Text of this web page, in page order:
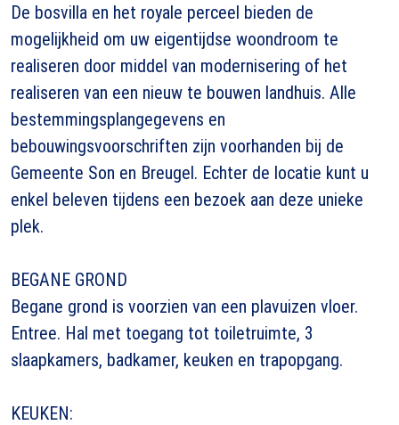
De bosvilla en het royale perceel bieden de
mogelijkheid om uw eigentijdse woondroom te
realiseren door middel van modernisering of het
realiseren van een nieuw te bouwen landhuis. Alle
bestemmingsplangegevens en
bebouwingsvoorschriften zijn voorhanden bij de
Gemeente Son en Breugel. Echter de locatie kunt u
enkel beleven tijdens een bezoek aan deze unieke
plek.
BEGANE GROND
Begane grond is voorzien van een plavuizen vloer.
Entree. Hal met toegang tot toiletruimte, 3
slaapkamers, badkamer, keuken en trapopgang.
KEUKEN: